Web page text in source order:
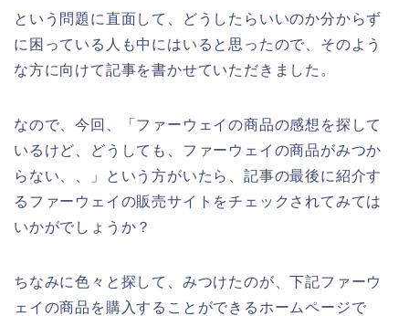
という問題に直面して、どうしたらいいのか分からず
に困っている人も中にはいると思ったので、そのよう
な方に向けて記事を書かせていただきました。
なので、今回、「ファーウェイの商品の感想を探して
いるけど、どうしても、ファーウェイの商品がみつか
らない、、」という方がいたら、記事の最後に紹介す
るファーウェイの販売サイトをチェックされてみては
いかがでしょうか？
ちなみに色々と探して、みつけたのが、下記ファーウ
ェイの商品を購入することができるホームページで